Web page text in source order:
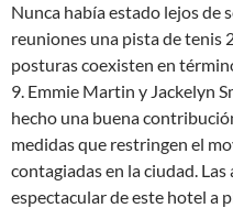
Nunca había estado lejos de
reuniones una pista de tenis
posturas coexisten en
9. Emmie Martin y Jackelyn
hecho una buena
medidas que restringen el
contagiadas en la ciudad.
espectacular de este hotel a